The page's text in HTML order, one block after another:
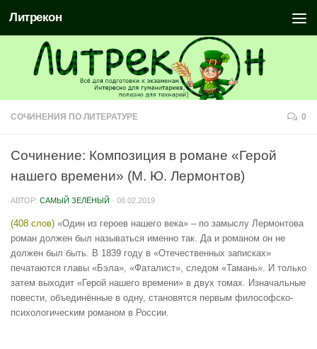
Литрекон
СОЧИНЕНИЯ ПО ЛИТЕРАТУРЕ 0
Сочинение: Композиция в романе «Герой
нашего времени» (М. Ю. Лермонтов)
АВТОР: САМЫЙ ЗЕЛЁНЫЙ · 08.02.2019
(408 слов) «Один из героев нашего века» – по замыслу Лермонтова
роман должен был называться именно так. Да и романом он не
должен был быть. В 1839 году в «Отечественных записках»
печатаются главы «Бэла», «Фаталист», следом «Тамань». И только
затем выходит «Герой нашего времени» в двух томах. Изначальные
повести, объединённые в одну, становятся первым философско-
психологическим романом в России.